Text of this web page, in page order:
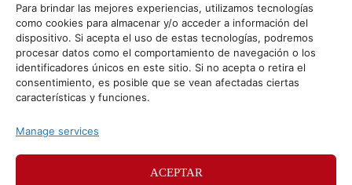
Para brindar las mejores experiencias, utilizamos tecnologías
como cookies para almacenar y/o acceder a información del
dispositivo. Si acepta el uso de estas tecnologías, podremos
procesar datos como el comportamiento de navegación o los
identificadores únicos en este sitio. Si no acepta o retira el
consentimiento, es posible que se vean afectadas ciertas
características y funciones.
Manage services
ACEPTAR